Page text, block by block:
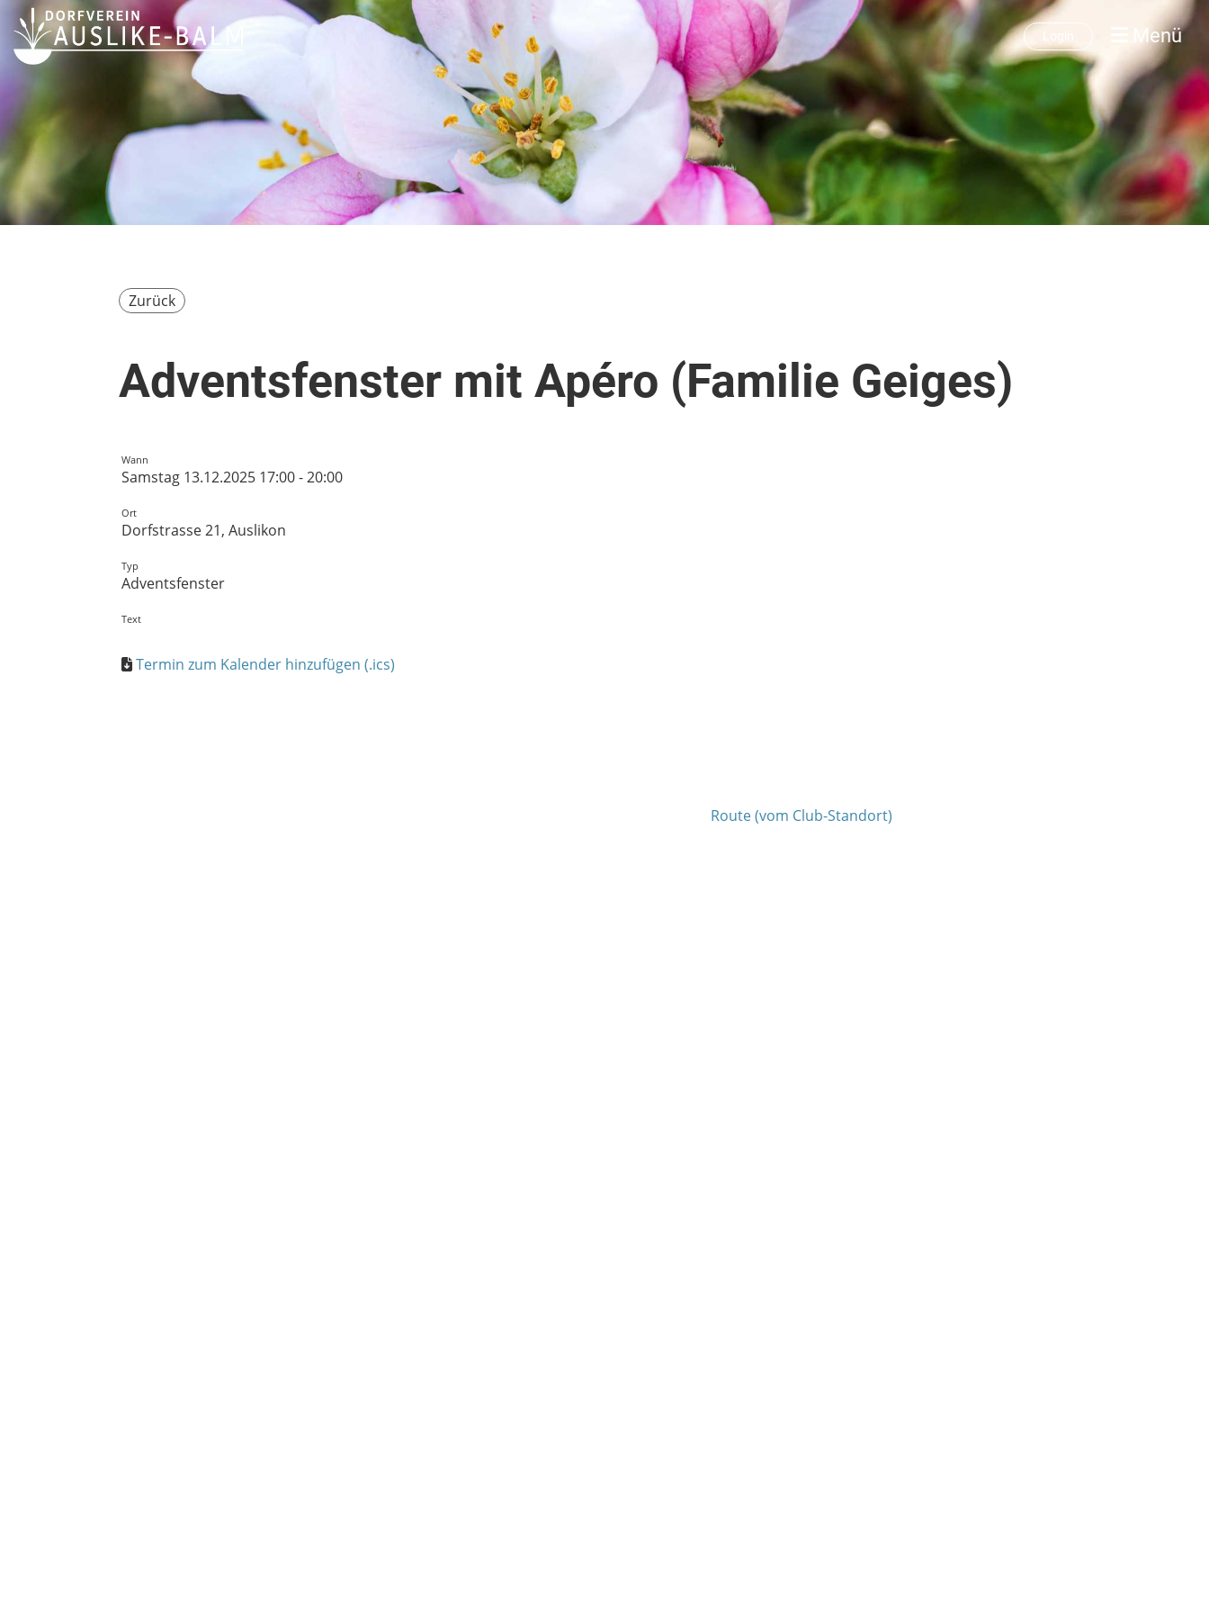
Menü
Zurück
Adventsfenster mit Apéro (Familie Geiges)
Wann
Samstag 13.12.2025 17:00 - 20:00
Ort
Dorfstrasse 21, Auslikon
Typ
Adventsfenster
Text
Termin zum Kalender hinzufügen (.ics)
Route (vom Club-Standort)